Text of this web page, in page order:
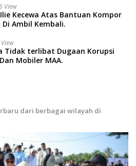
View
Kecewa Atas Bantuan Kompor
Ambil Kembali.
Tidak terlibat Dugaan Korupsi
Mobiler MAA.
dari berbagai wilayah di